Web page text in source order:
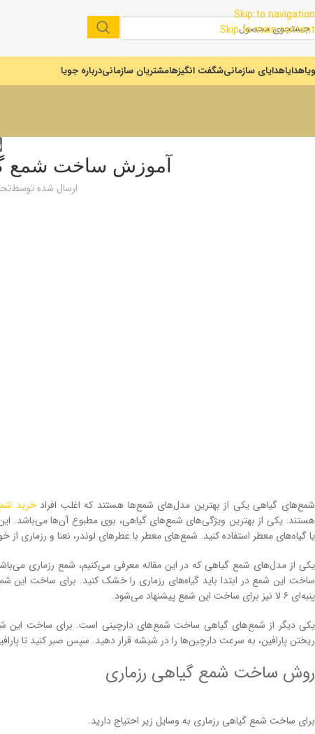
Skip to navigation
Skip to main content
هدایاهدایای سازمانیشگفت انگیزهامشتریان سازمانیدرباره جویا
آموزش ساخت شمع
ارسال شده توسط
شمع‌های گیاهی یکی از بهترین مدل‌های شمع‌ها هستند که اغلب افرادخرید
هستند. یکی از بهترین ویژگی‌های شمع‌های گیاهی، بوی مطبوع آن‌ها می‌باشد.
یا گیاه‌های معطر استفاده کنید. شمع‌های معطر با عطرهای لوندر، نعنا و رزماری
یکی از مدل‌های شمع گیاهی که در این مقاله معرفی می‌کنیم، شمع رزماری
ساخت این شمع در ابتدا باید گیاه‌های رزماری را خشک کنید. برای ساخت این
پنبه‌ای ۶ لا نیز برای ساخت این شمع پیشنهاد می‌شود.
یکی دیگر از شمع‌های گیاهی ساخت شمع‌های دارچینی است. برای ساخت این
ریختن پارافین، به سرعت دارچین‌ها را در شیشه قرار دهید. سپس صبر کنید
روش ساخت شمع گیاهی رزماری
برای ساخت شمع گیاهی رزماری به وسایل زیر احتیاج دارید.